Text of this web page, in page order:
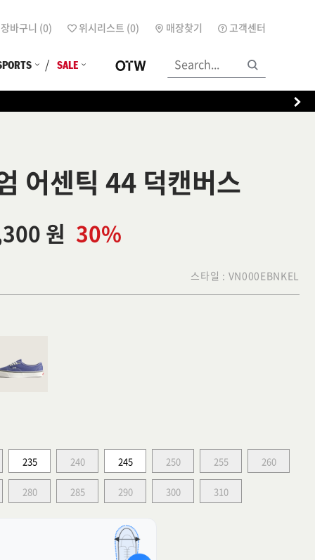
장바구니 (0) 위시리스트 (0) 매장찾기 고객센터
SALE
어센틱 44 덕캔버스
원 30%
스타일 : VN000EBNKEL
235 240 245 250 255 260
280 285 290 300 310